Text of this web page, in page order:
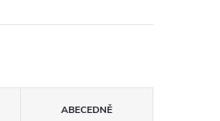
ABECEDNĚ